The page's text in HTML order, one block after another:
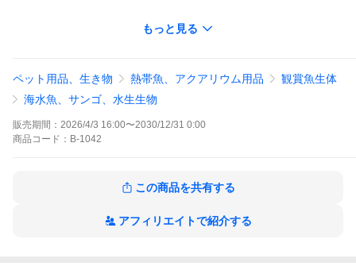
◇◇◇ 飼育用品（生体以外）◇◇◇
全国一律配送料金 1,000円 ※特例地域：北海道 4,000円、沖
縄県 2,600円
送料割引条件に該当しない場合は、ご購入いただきました商品を
メールにて修正された送料をお送りいたしますのでご確認くださ
もっと見る
ペット用品、生き物 熱帯魚、アクアリウム用品
観賞魚生体
海水魚、サンゴ、水生生物
販売期間： 2026/4/3 16:00〜2030/12/31 0:00
商品 コード： B-1042
この商品を共有する
アフィリエイトで紹介する